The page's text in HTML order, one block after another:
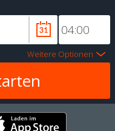
Weitere Optionen